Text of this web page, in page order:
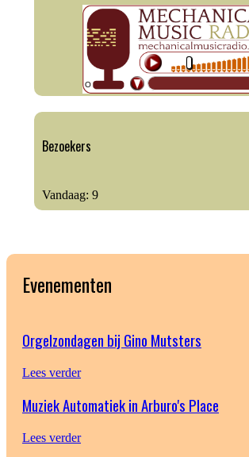
Bezoekers
Vandaag: 9
Evenementen
Orgelzondagen bij Gino Mutsters
Lees verder
Muziek Automatiek in Arburo's Place
Lees verder